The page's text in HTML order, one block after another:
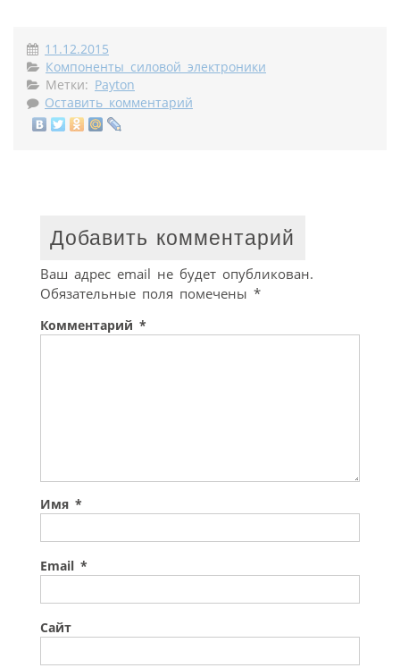
11.12.2015
Компоненты силовой электроники
Метки: Payton
Оставить комментарий
Добавить комментарий
Ваш адрес email не будет опубликован.
Обязательные поля помечены *
Комментарий *
Имя *
Email *
Сайт